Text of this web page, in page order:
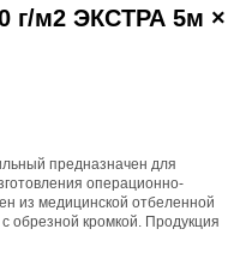
г/м2 ЭКСТРА 5м ×
предназначен для
операционно-
из медицинской отбеленной
обрезной кромкой. Продукция